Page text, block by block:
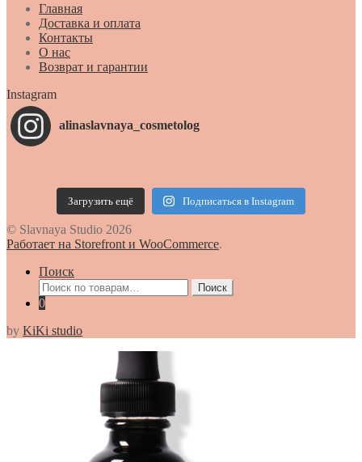
Главная
Доставка и оплата
Контакты
О нас
Возврат и гарантии
Instagram
alinaslavnaya_cosmetolog
Загрузить ещё Подписаться в Instagram
© Slavnaya Studio 2026
Работает на Storefront и WooCommerce.
Поиск
Искать:
Поиск
0
by KiKi studio